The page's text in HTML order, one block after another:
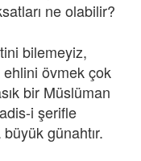
ne olabilir?
bilemeyiz,
ehlini övmek çok
bir Müslüman
i şerifle
günahtır.